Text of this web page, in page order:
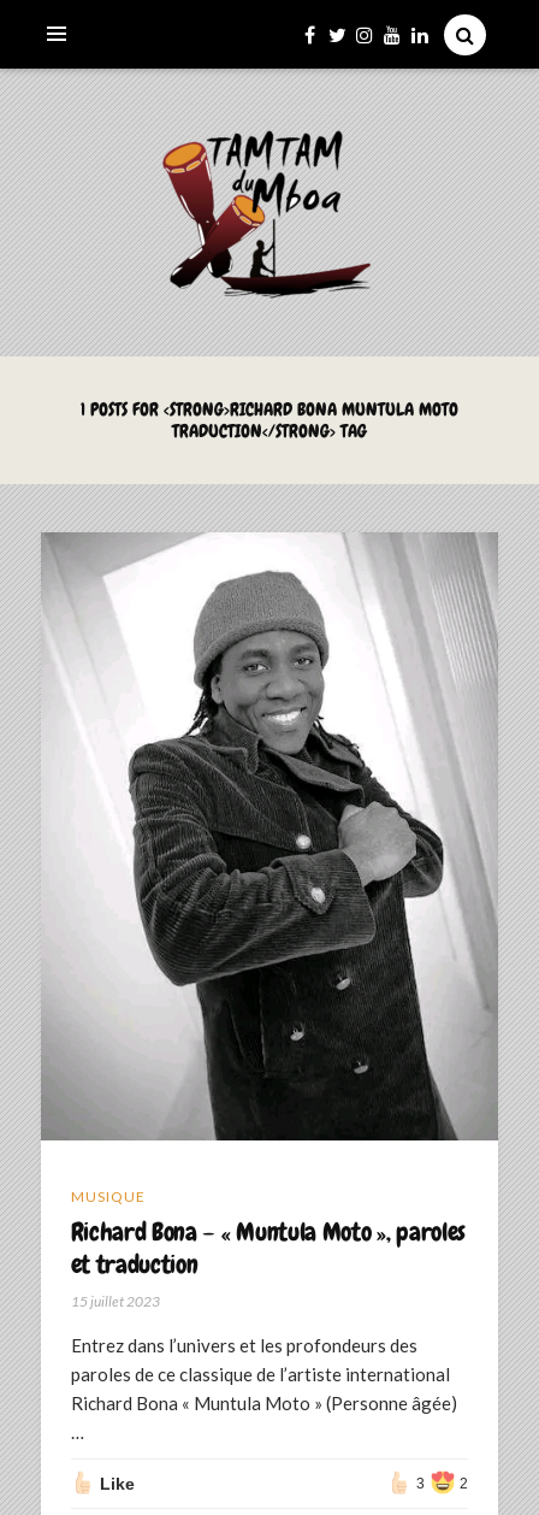
LE TAMTAM DU MBOA
La Culture du Mboa Dévoilée !
1 POSTS FOR <STRONG>RICHARD BONA MUNTULA MOTO
TRADUCTION</STRONG> TAG
MUSIQUE
Richard Bona – « Muntula Moto », paroles
et traduction
15 juillet 2023
Entrez dans l’univers et les profondeurs des
paroles de ce classique de l’artiste international
Richard Bona « Muntula Moto » (Personne âgée)
…
Like 3 2